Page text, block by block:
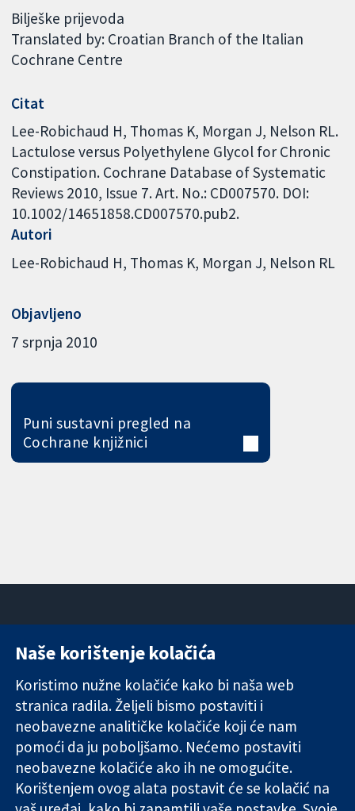
Bilješke prijevoda
Translated by: Croatian Branch of the Italian
Cochrane Centre
Citat
Lee-Robichaud H, Thomas K, Morgan J, Nelson RL.
Lactulose versus Polyethylene Glycol for Chronic
Constipation. Cochrane Database of Systematic
Reviews 2010, Issue 7. Art. No.: CD007570. DOI:
10.1002/14651858.CD007570.pub2.
Autori
Lee-Robichaud H Thomas K Morgan J Nelson RL
Objavljeno
7 srpnja 2010
Puni sustavni pregled na
Cochrane knjižnici
Pouzdani dokazi.
Utemeljeni
dokazi.
Bolje zdravlje.
11-13 Cavendish
London
W1G 0AN
Ujedinjeno
Kraljevstvo
Novosti
medije
O nama
Poslovi
Cochrane
Library
Naše korištenje kolačića
Koristimo nužne kolačiće kako bi naša web
stranica radila. Željeli bismo postaviti i
neobavezne analitičke kolačiće koji će nam
pomoći da ju poboljšamo. Nećemo postaviti
neobavezne kolačiće ako ih ne omogućite.
Korištenjem ovog alata postavit će se kolačić na